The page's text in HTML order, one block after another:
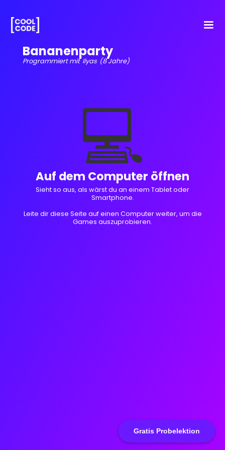
Gratis Probelektion
Bananenparty
Programmiert mit Ilyas (8 Jahre)
💻
Auf dem Computer öffnen
Sieht so aus, als wärst du an einem Tablet oder
Smartphone.
Leite dir diese Seite auf einen Computer weiter, um die
Games auszuprobieren.